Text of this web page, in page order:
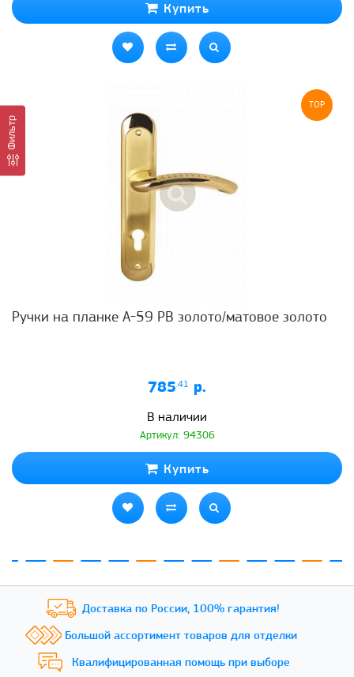
Фильтр
Купить
TOP
Ручки на планке А-59 РВ золото/матовое золото
785.41 р.
В наличии
Артикул: 94306
Купить
Доставка по России, 100% гарантия!
Большой ассортимент товаров для отделки
Квалифицированная помощь при выборе